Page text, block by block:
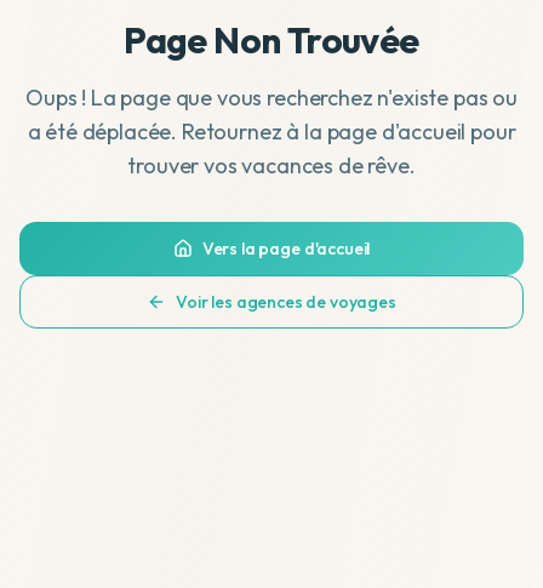
Page Non Trouvée
Oups ! La page que vous recherchez n'existe pas ou
a été déplacée. Retournez à la page d'accueil pour
trouver vos vacances de rêve.
Vers la page d'accueil
Voir les agences de voyages